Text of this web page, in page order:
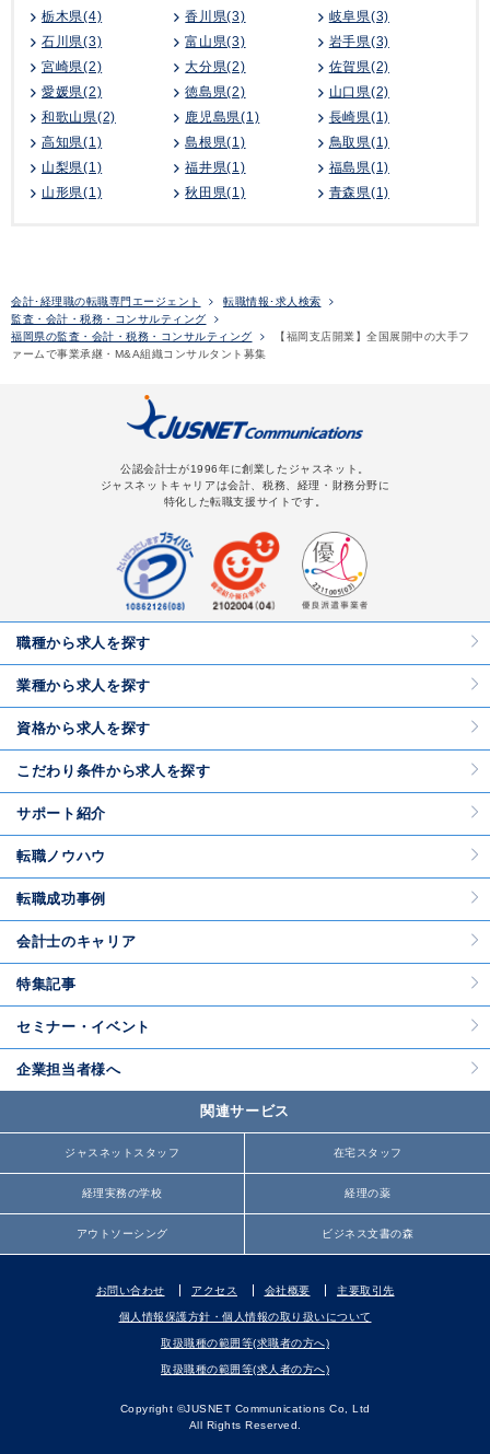
栃木県(4)
香川県(3)
岐阜県(3)
石川県(3)
富山県(3)
岩手県(3)
宮崎県(2)
大分県(2)
佐賀県(2)
愛媛県(2)
徳島県(2)
山口県(2)
和歌山県(2)
鹿児島県(1)
長崎県(1)
高知県(1)
島根県(1)
鳥取県(1)
山梨県(1)
福井県(1)
福島県(1)
山形県(1)
秋田県(1) 青森県(1)
会計･経理職の転職専門エージェント
転職情報･求人検索
監査・会計・税務・コンサルティング
福岡県の監査・会計・税務・コンサルティング
【福岡支店開業】全国展開中の大手フ
ァームで事業承継・M&A組織コンサルタント募集
公認会計士が1996年に創業したジャスネット。
ジャスネットキャリアは会計、税務、経理・財務分野に
特化した転職支援サイトです。
職種から求人を探す
業種から求人を探す
資格から求人を探す
こだわり条件から求人を探す
サポート紹介
転職ノウハウ
転職成功事例
会計士のキャリア
特集記事
セミナー・イベント
企業担当者様へ
関連サービス
ジャスネットスタッフ 在宅スタッフ
経理実務の学校 経理の薬
アウトソーシング ビジネス文書の森
お問い合わせ アクセス 会社概要 主要取引先
個人情報保護方針・個人情報の取り扱いについて
取扱職種の範囲等(求職者の方へ)
取扱職種の範囲等(求人者の方へ)
Copyright ©JUSNET Communications Co, Ltd
All Rights Reserved.